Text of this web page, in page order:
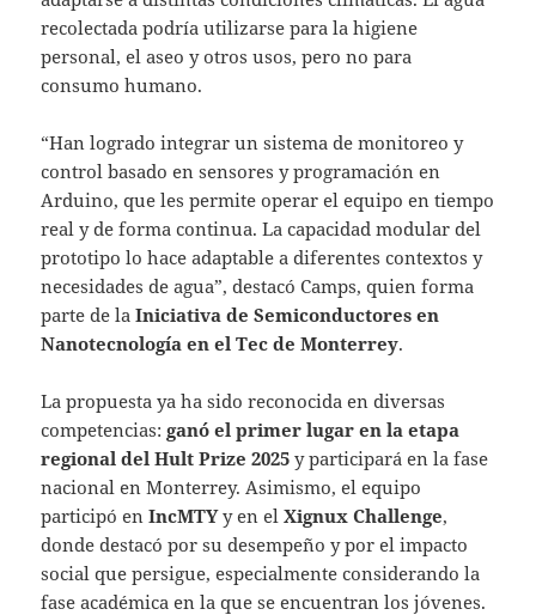
recolectada podría utilizarse para la higiene
personal, el aseo y otros usos, pero no para
consumo humano.
“Han logrado integrar un sistema de monitoreo y
control basado en sensores y programación en
Arduino, que les permite operar el equipo en tiempo
real y de forma continua. La capacidad modular del
prototipo lo hace adaptable a diferentes contextos y
necesidades de agua”, destacó Camps, quien forma
parte de laIniciativa de Semiconductores en
Nanotecnología en el Tec de Monterrey.
La propuesta ya ha sido reconocida en diversas
competencias:ganó el primer lugar en la etapa
regional del Hult Prize 2025 y participará en la fase
nacional en Monterrey. Asimismo, el equipo
participó enIncMTYy en elXignux Challenge,
donde destacó por su desempeño y por el impacto
social que persigue, especialmente considerando la
fase académica en la que se encuentran los jóvenes.